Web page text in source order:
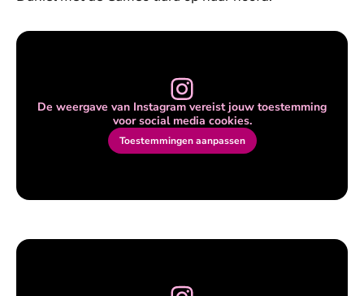
De weergave van Instagram vereist jouw toestemming
voor social media cookies.
Toestemmingen aanpassen